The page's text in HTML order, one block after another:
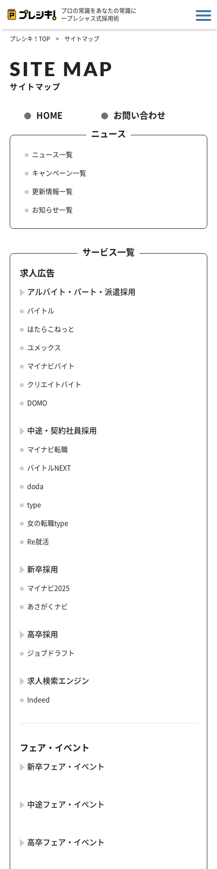
プロの常識をあなたの常識に
ープレシャス式採用術
プレシキ！TOP > サイトマップ
SITE MAP
サイトマップ
HOME お問い合わせ
ニュース
ニュース一覧
キャンペーン一覧
更新情報一覧
お知らせ一覧
サービス一覧
求人広告
アルバイト・パート・派遣採用
バイトル
はたらこねっと
ユメックス
マイナビバイト
クリエイトバイト
DOMO
中途・契約社員採用
マイナビ転職
バイトルNEXT
doda
type
女の転職type
Re就活
新卒採用
マイナビ2025
あさがくナビ
高卒採用
ジョブドラフト
求人検索エンジン
Indeed
フェア・イベント
新卒フェア・イベント
中途フェア・イベント
高卒フェア・イベント